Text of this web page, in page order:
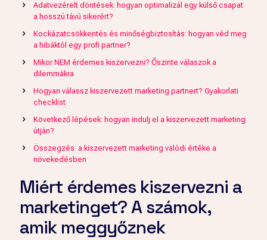
Adatvezérelt döntések: hogyan optimalizál egy külső csapat
a hosszú távú sikerért?
Kockázatcsökkentés és minőségbiztosítás: hogyan véd meg
a hibáktól egy profi partner?
Mikor NEM érdemes kiszervezni? Őszinte válaszok a
dilemmákra
Hogyan válassz kiszervezett marketing partnert? Gyakorlati
checklist
Következő lépések: hogyan indulj el a kiszervezett marketing
útján?
Összegzés: a kiszervezett marketing valódi értéke a
növekedésben
Miért érdemes kiszervezni a
marketinget? A számok,
amik meggyőznek